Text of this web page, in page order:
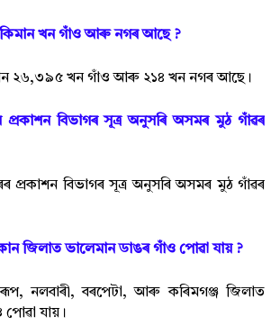
খন গাঁও আৰু নগৰ আছে ?
২৬,৩৯৫ খন গাঁও আৰু ২১৪ খন নগৰ আছে।
বিভাগৰ সূত্ৰ অনুসৰি অসমৰ মুঠ গাঁৱৰ
প্ৰকাশন বিভাগৰ সূত্ৰ অনুসৰি অসমৰ মুঠ গাঁৱৰ
জিলাত ভালেমান ডাঙৰ গাঁও পোৱা যায় ?
নলবাৰী, বৰপেটা, আৰু কৰিমগঞ্জ জিলাত
যায়।